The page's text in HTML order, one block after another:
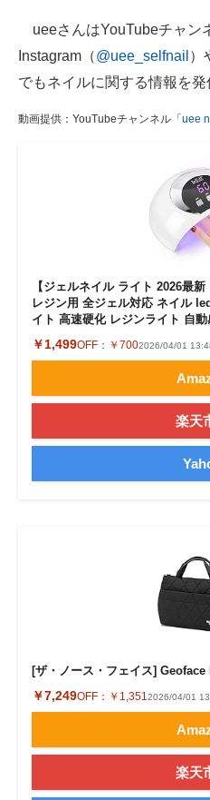
ueeさんはYouTubeチャン
Instagram（@uee_selfnail ）
でもネイルに関する情報を発
動画提供：YouTubeチャンネル「 uee
【ジェルネイル ライト 2026最
レジン用 全ジェル対応 ネイル
イト 高速硬化 レジンライト 自
￥1,499OFF： ￥7002026/04/01
楽天
[ザ・ノース・フェイス]
￥7,249OFF： ￥1,3512026/04/01
楽天